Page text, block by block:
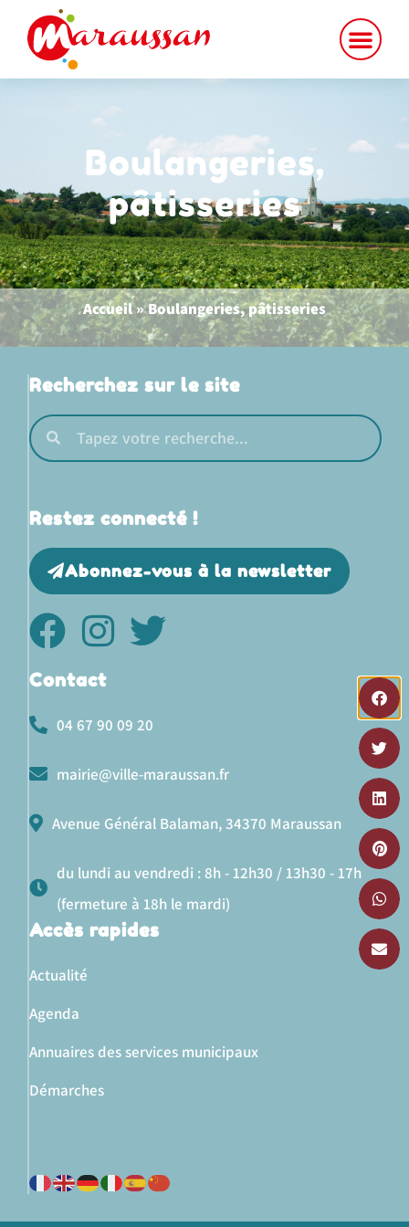
principal
Boulangeries,
pâtisseries
Accueil»Boulangeries, pâtisseries
Recherchez sur le site
Restez connecté !
Abonnez-vous à la newsletter
Contact
04 67 90 09 20
mairie@ville-maraussan.fr
Avenue Général Balaman, 34370 Maraussan
du lundi au vendredi : 8h - 12h30 / 13h30 - 17h
(fermeture à 18h le mardi)
Accès rapides
Actualité
Agenda
Annuaires des services municipaux
Démarches